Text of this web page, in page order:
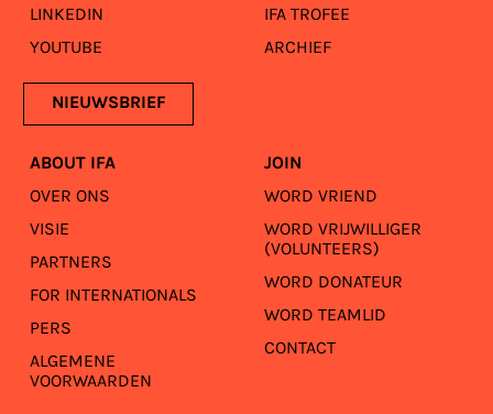
LINKEDIN
YOUTUBE
NIEUWSBRIEF
IFA TROFEE
ARCHIEF
ABOUT IFA
OVER ONS
VISIE
PARTNERS
FOR INTERNATIONALS
PERS
ALGEMENE
VOORWAARDEN
JOIN
WORD VRIEND
WORD VRIJWILLIGER
(VOLUNTEERS)
WORD DONATEUR
WORD TEAMLID
CONTACT